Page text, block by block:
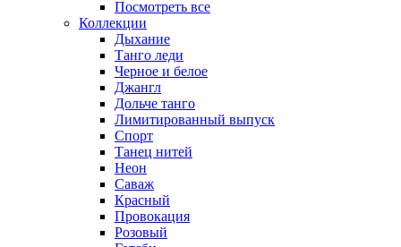
Посмотреть все
Коллекции
Дыхание
Танго леди
Черное и белое
Джангл
Дольче танго
Лимитированный выпуск
Спорт
Танец нитей
Неон
Саваж
Красный
Провокация
Розовый